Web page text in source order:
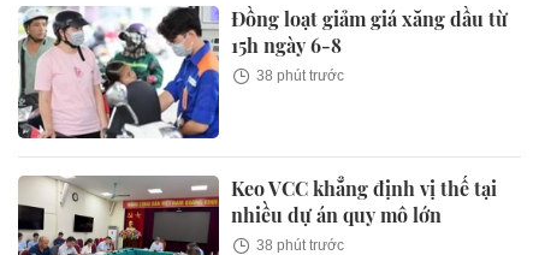
Đồng loạt giảm giá xăng dầu từ
15h ngày 6-8
38 phút trước
Keo VCC khẳng định vị thế tại
nhiều dự án quy mô lớn
38 phút trước